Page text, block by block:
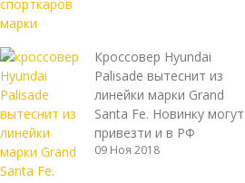
Кроссовер Hyundai
Palisade вытеснит из
линейки марки Grand
Santa Fe. Новинку могут
привезти и в РФ
09 Ноя 2018